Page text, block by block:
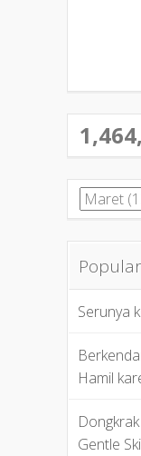
Serunya
Hamil
Gentle